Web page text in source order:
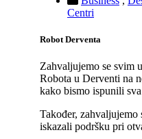
Centri
Robot Derventa
Zahvaljujemo se svim
Robota u Derventi na
kako bismo ispunili
Također,
iskazali podršku pri